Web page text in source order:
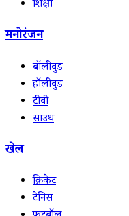
शिक्षा
मनोरंजन
बॉलीवुड
हॉलीवुड
टीवी
साउथ
खेल
क्रिकेट
टेनिस